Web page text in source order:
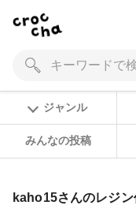
ジャンル
みんなの投稿
kaho15さんのレジ